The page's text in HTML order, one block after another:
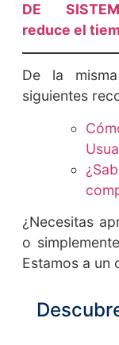
DE
reduce el
De la
siguientes
¿Necesitas
o
Estamos a un